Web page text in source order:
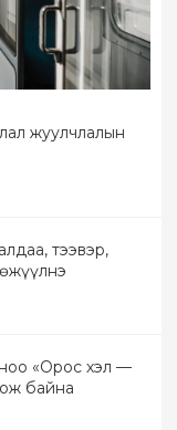
жуулчлалын
тээвэр,
«Орос хэл —
байна